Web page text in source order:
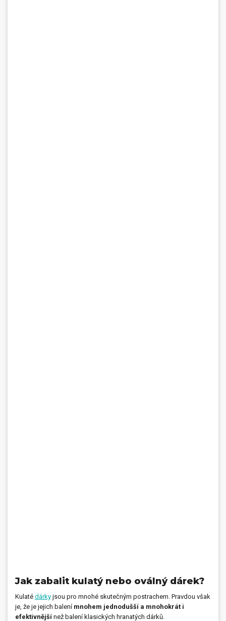
Jak zabalit kulatý nebo oválný dárek?
Kulaté dárky jsou pro mnohé skutečným postrachem. Pravdou však
je, že je jejich balení mnohem jednodušší a mnohokrát i
efektivnější než balení klasických hranatých dárků.